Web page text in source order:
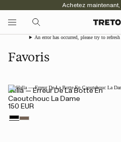
Achetez
An error has occurred, please try to
Favoris
Halla — Erreur De La Botte En
Caoutchouc La Dame
150 EUR